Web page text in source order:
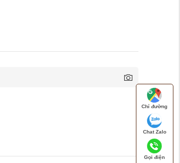
Chỉ đường
Chat Zalo
Gọi điện